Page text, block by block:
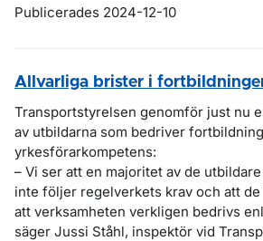
Publicerades 2024-12-10
Allvarliga brister i
Transportstyrelsen genomför just nu
av utbildarna som bedriver
yrkesförarkompetens:
– Vi ser att en majoritet av de
inte följer regelverkets krav och att
att verksamheten verkligen bedrivs
säger Jussi Ståhl, inspektör vid